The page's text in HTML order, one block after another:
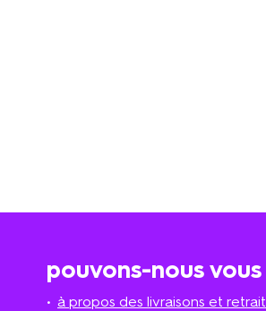
pouvons-nous
à propos des livraisons et